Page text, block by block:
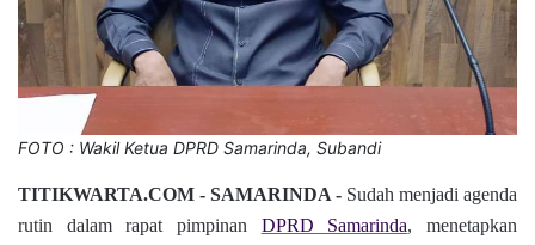
FOTO : Wakil Ketua DPRD Samarinda, Subandi
TITIKWARTA.COM - SAMARINDA - Sudah menjadi agenda
rutin dalam rapat pimpinan DPRD Samarinda, menetapkan